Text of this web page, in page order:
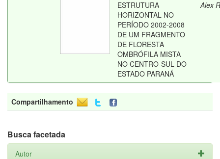
ESTRUTURA
HORIZONTAL NO
PERÍODO 2002-2008
DE UM FRAGMENTO
DE FLORESTA
OMBRÓFILA MISTA
NO CENTRO-SUL DO
ESTADO PARANÁ
Alex
Compartilhamento
Busca facetada
Autor